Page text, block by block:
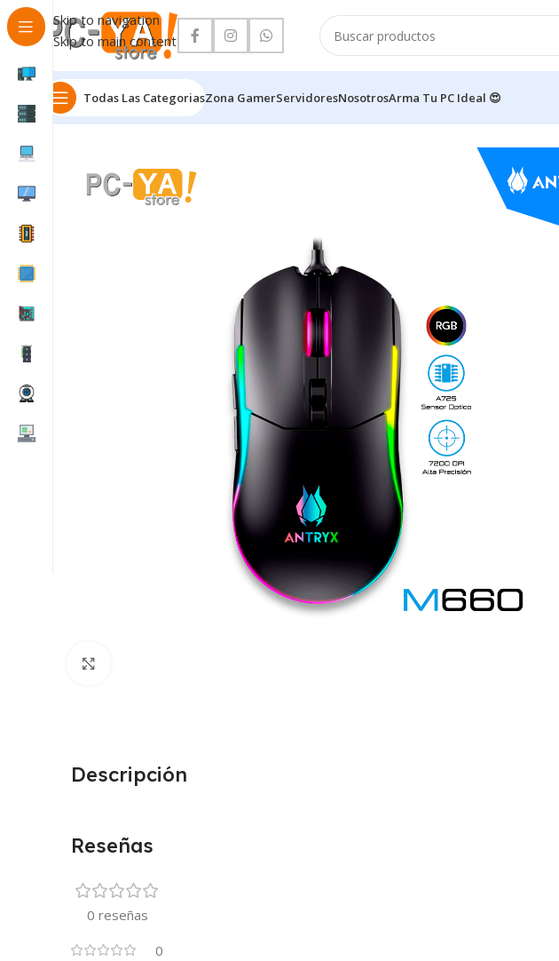
Skip to navigation
Skip to main content
Todas Las CategoriasZona GamerServidoresNosotrosArma Tu PC Ideal 😍
Inicio Periféricos MOUSE GAMING ANTRYX CHROME STORM M660 DPI 7200
Descripción
Reseñas
0 reseñas
0